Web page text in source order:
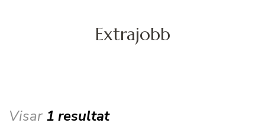
Extrajobb
Visar 1 resultat